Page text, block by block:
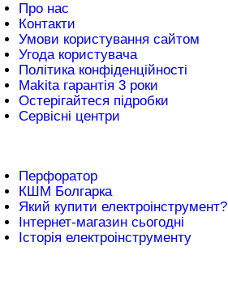
Про нас
Контакти
Умови користування сайтом
Угода користувача
Політика конфіденційності
Makita гарантія 3 роки
Остерігайтеся підробки
Сервісні центри
Перфоратор
КШМ Болгарка
Який купити електроінструмент?
Інтернет-магазин сьогодні
Історія електроінструменту